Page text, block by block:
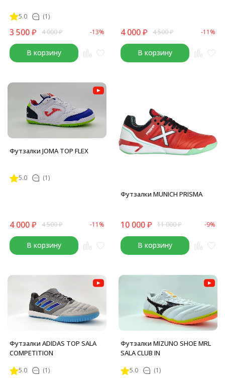
5.0 (1)
3 500₽ 4 000₽ -13%
В корзину
4 000₽ 4 500₽ -11%
В корзину
Футзалки JOMA TOP FLEX
5.0 (1)
4 000₽ 4 500₽ -11%
В корзину
Футзалки MUNICH PRISMA
10 000₽ 11 000₽ -9%
В корзину
Футзалки ADIDAS TOP SALA
COMPETITION
5.0 (1)
Футзалки MIZUNO SHOE MRL
SALA CLUB IN
5.0 (1)